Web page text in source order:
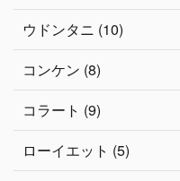
ウドンタニ (10)
コンケン (8)
コラート (9)
ローイエット (5)